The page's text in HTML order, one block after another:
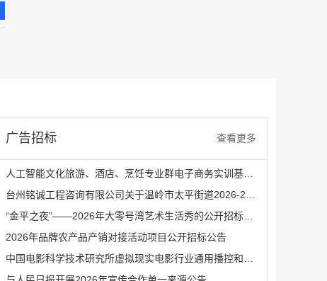
广告招标 查看更多
2026年品牌农产品产销对接活动项目公开招标公告